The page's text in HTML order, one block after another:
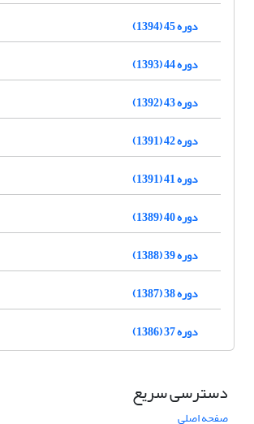
دوره 45 (1394)
دوره 44 (1393)
دوره 43 (1392)
دوره 42 (1391)
دوره 41 (1391)
دوره 40 (1389)
دوره 39 (1388)
دوره 38 (1387)
دوره 37 (1386)
دسترسی سریع
صفحه اصلی